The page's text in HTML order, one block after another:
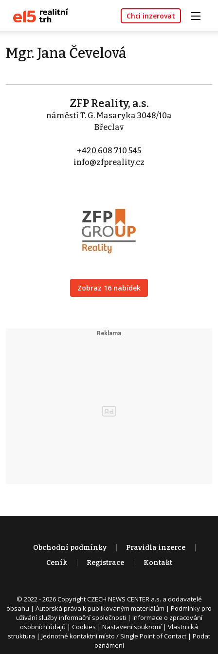
Chci inzerovat
Mgr. Jana Čevelová
ZFP Reality, a.s.
náměstí T. G. Masaryka 3048/10a
Břeclav
+420 608 710 545
info@zfpreality.cz
Zobraz 16 nabídek
Obchodní podmínky
Pravidla inzerce
Ceník
Registrace Kontakt
© 2022 - 2026 Copyright CZECH NEWS CENTER a.s. a dodavatelé
obsahu | Autorská práva k publikovaným materiálům | Podmínky pro
užívání služby informační společnosti | Informace o zpracování
osobních údajů | Cookies | Nastavení soukromí | Vlastnická
struktura | Jednotné kontaktní místo / Single Point of Contact | Podat
oznámení